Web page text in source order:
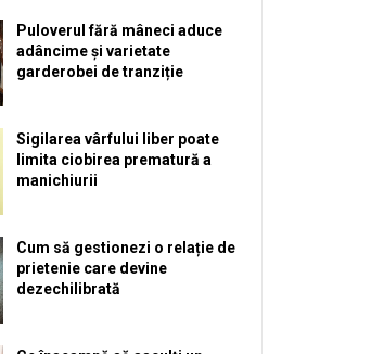
Puloverul fără mâneci aduce
adâncime și varietate
garderobei de tranziție
Sigilarea vârfului liber poate
limita ciobirea prematură a
manichiurii
Cum să gestionezi o relație de
prietenie care devine
dezechilibrată